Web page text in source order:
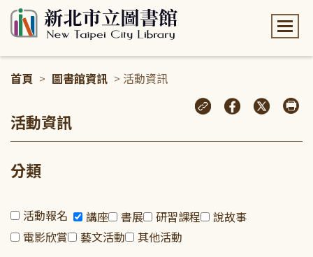
首頁 > 圖書館資訊 > 活動資訊
活動資訊
分類
活動報名 講座 書展 研習課程
說故事
電影欣賞
藝文活動 其他活動